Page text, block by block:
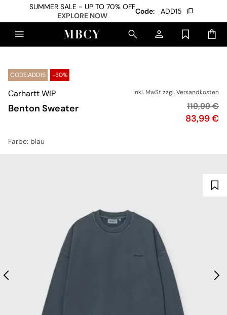
SUMMER SALE - UP TO 70% OFF
EXPLORE NOW
Code: ADD15
CODE:ADD15 -30%
Carhartt WIP
Benton Sweater
inkl. MwSt zzgl.Versandkosten
Preis
83,99 €
119,99 €
Farbe: blau